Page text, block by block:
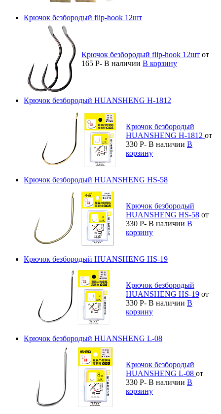
Крючок безбородый flip-hook 12шт
Крючок безбородый flip-hook 12шт от
165 Р- В наличии В корзину
Крючок безбородый HUANSHENG H-1812
Крючок безбородый
HUANSHENG H-1812 от
330 Р- В наличии В
корзину
Крючок безбородый HUANSHENG HS-58
Крючок безбородый
HUANSHENG HS-58 от
330 Р- В наличии В
корзину
Крючок безбородый HUANSHENG HS-19
Крючок безбородый
HUANSHENG HS-19 от
330 Р- В наличии В
корзину
Крючок безбородый HUANSHENG L-08
Крючок безбородый
HUANSHENG L-08 от
330 Р- В наличии В
корзину